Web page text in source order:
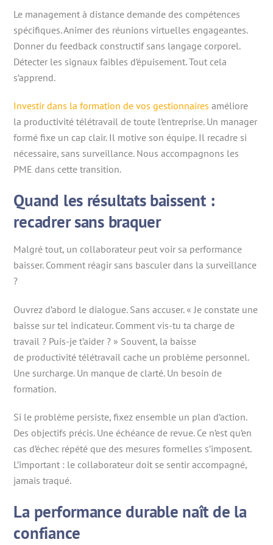
Le management à distance demande des compétences
spécifiques. Animer des réunions virtuelles engageantes.
Donner du feedback constructif sans langage corporel.
Détecter les signaux faibles d’épuisement. Tout cela
s’apprend.
Investir dans la formation de vos gestionnaires améliore
la productivité télétravail de toute l’entreprise. Un manager
formé fixe un cap clair. Il motive son équipe. Il recadre si
nécessaire, sans surveillance. Nous accompagnons les
PME dans cette transition.
Quand les résultats baissent :
recadrer sans braquer
Malgré tout, un collaborateur peut voir sa performance
baisser. Comment réagir sans basculer dans la surveillance
?
Ouvrez d’abord le dialogue. Sans accuser. « Je constate une
baisse sur tel indicateur. Comment vis-tu ta charge de
travail ? Puis-je t’aider ? » Souvent, la baisse
de productivité télétravail cache un problème personnel.
Une surcharge. Un manque de clarté. Un besoin de
formation.
Si le problème persiste, fixez ensemble un plan d’action.
Des objectifs précis. Une échéance de revue. Ce n’est qu’en
cas d’échec répété que des mesures formelles s’imposent.
L’important : le collaborateur doit se sentir accompagné,
jamais traqué.
La performance durable naît de la
confiance